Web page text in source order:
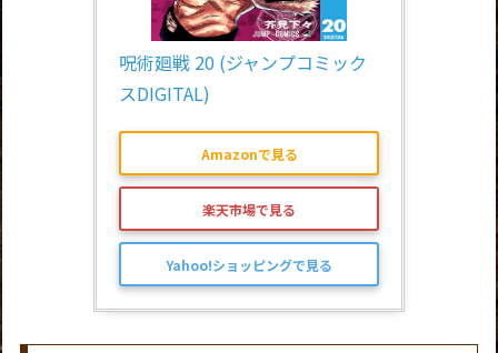
呪術廻戦 20 (ジャンプコミック
スDIGITAL)
Amazonで見る
楽天市場で見る
Yahoo!ショッピングで見る